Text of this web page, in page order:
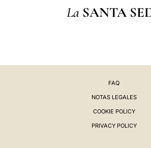
La SANTA
FAQ
NOTAS LEGALES
COOKIE POLICY
PRIVACY POLICY